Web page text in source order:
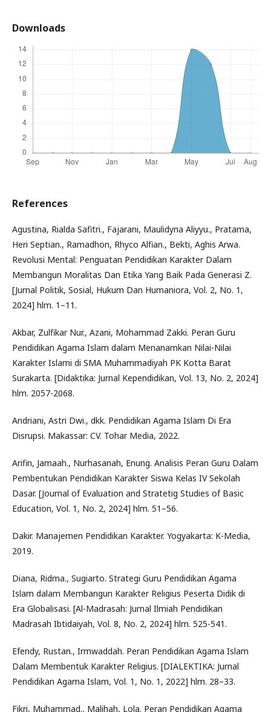
Downloads
References
Agustina, Rialda Safitri., Fajarani, Maulidyna Aliyyu., Pratama,
Heri Septian., Ramadhon, Rhyco Alfian., Bekti, Aghis Arwa.
Revolusi Mental: Penguatan Pendidikan Karakter Dalam
Membangun Moralitas Dan Etika Yang Baik Pada Generasi Z.
[Jurnal Politik, Sosial, Hukum Dan Humaniora, Vol. 2, No. 1,
2024] hlm. 1–11.
Akbar, Zulfikar Nur., Azani, Mohammad Zakki. Peran Guru
Pendidikan Agama Islam dalam Menanamkan Nilai-Nilai
Karakter Islami di SMA Muhammadiyah PK Kotta Barat
Surakarta. [Didaktika: Jurnal Kependidikan, Vol. 13, No. 2, 2024]
hlm. 2057-2068.
Andriani, Astri Dwi., dkk. Pendidikan Agama Islam Di Era
Disrupsi. Makassar: CV. Tohar Media, 2022.
Arifin, Jamaah., Nurhasanah, Enung. Analisis Peran Guru Dalam
Pembentukan Pendidikan Karakter Siswa Kelas IV Sekolah
Dasar. [Journal of Evaluation and Stratetig Studies of Basic
Education, Vol. 1, No. 2, 2024] hlm. 51–56.
Dakir. Manajemen Pendidikan Karakter. Yogyakarta: K-Media,
2019.
Diana, Ridma., Sugiarto. Strategi Guru Pendidikan Agama
Islam dalam Membangun Karakter Religius Peserta Didik di
Era Globalisasi. [Al-Madrasah: Jurnal Ilmiah Pendidikan
Madrasah Ibtidaiyah, Vol. 8, No. 2, 2024] hlm. 525-541.
Efendy, Rustan., Irmwaddah. Peran Pendidikan Agama Islam
Dalam Membentuk Karakter Religius. [DIALEKTIKA: Jurnal
Pendidikan Agama Islam, Vol. 1, No. 1, 2022] hlm. 28–33.
Fikri, Muhammad., Malihah, Lola. Peran Pendidikan Agama